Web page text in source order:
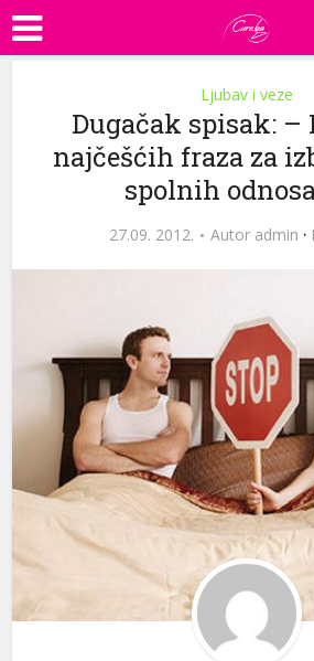
Ljubav i veze
Dugačak spisak: –
najčešćih fraza za
spolnih
27.09. 2012. Autor admin ·